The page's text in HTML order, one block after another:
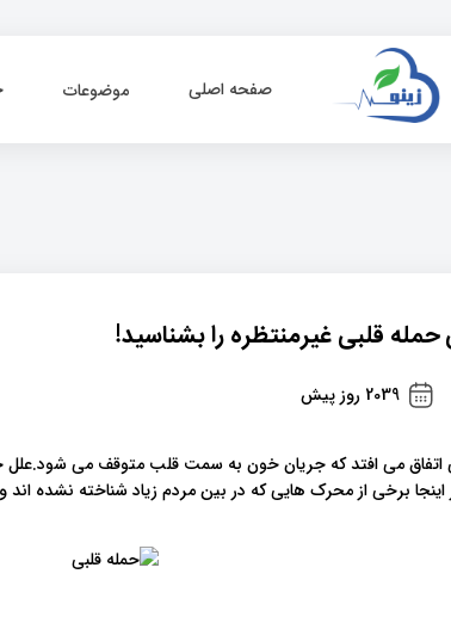
صفحه اصلی موضوعات
قلبی غیرمنتظره را بشناسید!
2039 روز پیش
اتفاق می افتد که جریان خون به سمت قلب متوقف می شود.علل
برخی از محرک هایی که در بین مردم زیاد شناخته نشده اند